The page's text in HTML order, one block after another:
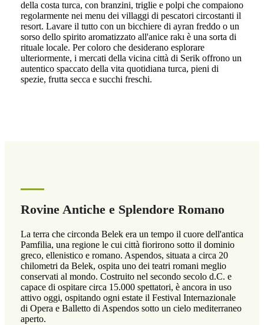
della costa turca, con branzini, triglie e polpi che compaiono
regolarmente nei menu dei villaggi di pescatori circostanti il
resort. Lavare il tutto con un bicchiere di ayran freddo o un
sorso dello spirito aromatizzato all'anice rakı è una sorta di
rituale locale. Per coloro che desiderano esplorare
ulteriormente, i mercati della vicina città di Serik offrono un
autentico spaccato della vita quotidiana turca, pieni di
spezie, frutta secca e succhi freschi.
Rovine Antiche e Splendore Romano
La terra che circonda Belek era un tempo il cuore dell'antica
Pamfilia, una regione le cui città fiorirono sotto il dominio
greco, ellenistico e romano. Aspendos, situata a circa 20
chilometri da Belek, ospita uno dei teatri romani meglio
conservati al mondo. Costruito nel secondo secolo d.C. e
capace di ospitare circa 15.000 spettatori, è ancora in uso
attivo oggi, ospitando ogni estate il Festival Internazionale
di Opera e Balletto di Aspendos sotto un cielo mediterraneo
aperto.